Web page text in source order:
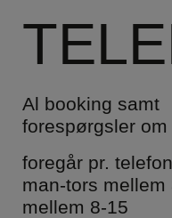
Al booking samt
forespørgsler om
foregår pr. telefon
man-tors
mellem 8-15